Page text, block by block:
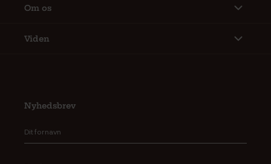
Om os
Viden
Nyhedsbrev